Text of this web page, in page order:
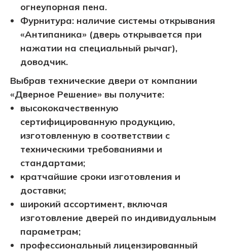
огнеупорная пена.
Фурнитура: наличие системы открывания
«Антипаника» (дверь открывается при
нажатии на специальный рычаг),
доводчик.
Выбрав технические двери от компании
«Дверное Решение» вы получите:
высококачественную
сертифицированную продукцию,
изготовленную в соответствии с
техническими требованиями и
стандартами;
кратчайшие сроки изготовления и
доставки;
широкий ассортимент, включая
изготовление дверей по индивидуальным
параметрам;
профессиональный лицензированный